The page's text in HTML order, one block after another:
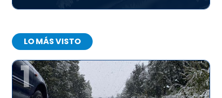
LO MÁS VISTO
1